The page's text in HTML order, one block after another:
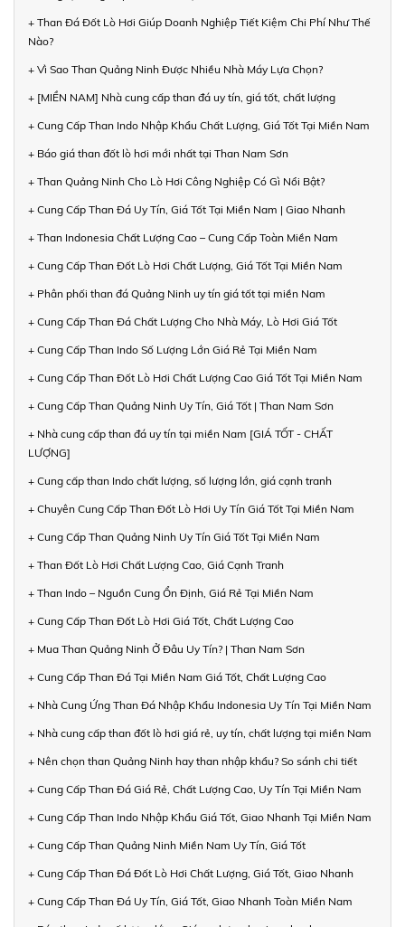
+ Than Đá Đốt Lò Hơi Giúp Doanh Nghiệp Tiết Kiệm Chi Phí Như Thế
Nào?
+ Vì Sao Than Quảng Ninh Được Nhiều Nhà Máy Lựa Chọn?
+ [MIỀN NAM] Nhà cung cấp than đá uy tín, giá tốt, chất lượng
+ Cung Cấp Than Indo Nhập Khẩu Chất Lượng, Giá Tốt Tại Miền Nam
+ Báo giá than đốt lò hơi mới nhất tại Than Nam Sơn
+ Than Quảng Ninh Cho Lò Hơi Công Nghiệp Có Gì Nổi Bật?
+ Cung Cấp Than Đá Uy Tín, Giá Tốt Tại Miền Nam | Giao Nhanh
+ Than Indonesia Chất Lượng Cao – Cung Cấp Toàn Miền Nam
+ Cung Cấp Than Đốt Lò Hơi Chất Lượng, Giá Tốt Tại Miền Nam
+ Phân phối than đá Quảng Ninh uy tín giá tốt tại miền Nam
+ Cung Cấp Than Đá Chất Lượng Cho Nhà Máy, Lò Hơi Giá Tốt
+ Cung Cấp Than Indo Số Lượng Lớn Giá Rẻ Tại Miền Nam
+ Cung Cấp Than Đốt Lò Hơi Chất Lượng Cao Giá Tốt Tại Miền Nam
+ Cung Cấp Than Quảng Ninh Uy Tín, Giá Tốt | Than Nam Sơn
+ Nhà cung cấp than đá uy tín tại miền Nam [GIÁ TỐT - CHẤT
LƯỢNG]
+ Cung cấp than Indo chất lượng, số lượng lớn, giá cạnh tranh
+ Chuyên Cung Cấp Than Đốt Lò Hơi Uy Tín Giá Tốt Tại Miền Nam
+ Cung Cấp Than Quảng Ninh Uy Tín Giá Tốt Tại Miền Nam
+ Than Đốt Lò Hơi Chất Lượng Cao, Giá Cạnh Tranh
+ Than Indo – Nguồn Cung Ổn Định, Giá Rẻ Tại Miền Nam
+ Cung Cấp Than Đốt Lò Hơi Giá Tốt, Chất Lượng Cao
+ Mua Than Quảng Ninh Ở Đâu Uy Tín? | Than Nam Sơn
+ Cung Cấp Than Đá Tại Miền Nam Giá Tốt, Chất Lượng Cao
+ Nhà Cung Ứng Than Đá Nhập Khẩu Indonesia Uy Tín Tại Miền Nam
+ Nhà cung cấp than đốt lò hơi giá rẻ, uy tín, chất lượng tại miền Nam
+ Nên chọn than Quảng Ninh hay than nhập khẩu? So sánh chi tiết
+ Cung Cấp Than Đá Giá Rẻ, Chất Lượng Cao, Uy Tín Tại Miền Nam
+ Cung Cấp Than Indo Nhập Khẩu Giá Tốt, Giao Nhanh Tại Miền Nam
+ Cung Cấp Than Quảng Ninh Miền Nam Uy Tín, Giá Tốt
+ Cung Cấp Than Đá Đốt Lò Hơi Chất Lượng, Giá Tốt, Giao Nhanh
+ Cung Cấp Than Đá Uy Tín, Giá Tốt, Giao Nhanh Toàn Miền Nam